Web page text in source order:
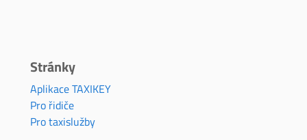
Stránky
Aplikace TAXIKEY
Pro řidiče
Pro taxislužby